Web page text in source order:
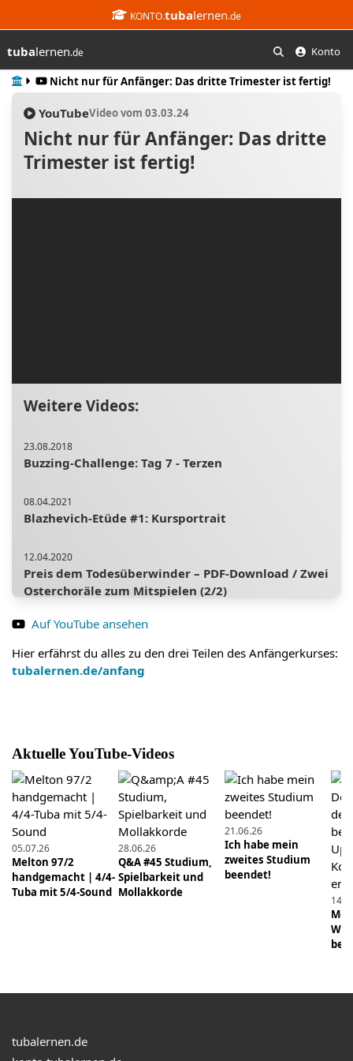
KONTO.tubalernen.de
tubalernen.de Konto
Start Nicht nur für Anfänger: Das dritte Trimester ist fertig!
YouTubeVideo vom 03.03.24
Nicht nur für Anfänger: Das dritte
Trimester ist fertig!
Weitere Videos:
23.08.2018
Buzzing-Challenge: Tag 7 - Terzen
08.04.2021
Blazhevich-Etüde #1: Kursportrait
12.04.2020
Preis dem Todesüberwinder – PDF-Download / Zwei
Osterchoräle zum Mitspielen (2/2)
20.08.2023
Spiel mit mir! Drei- und Vierklänge
03.12.2020
tonBildung – Dein sechs Wochen Übeprogramm
für B-Tuba und F-Tuba
26.03.2023
Zum Einüben: Mach mit bei Tonleiterübungen
30.03.2020
22.01.2023
Auf YouTube ansehen
Hier erfährst du alles zu den drei Teilen des Anfängerkurses:
tubalernen.de/anfang
Aktuelle YouTube-Videos
05.07.26
Melton 97/2
handgemacht | 4/4-
Tuba mit 5/4-Sound
28.06.26
Q&A #45 Studium,
Spielbarkeit und
Mollakkorde
21.06.26
Ich habe mein
zweites Studium
beendet!
tubalernen.de